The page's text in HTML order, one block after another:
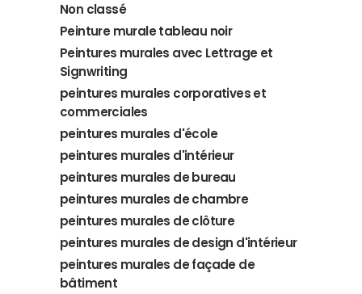
Non classé
Peinture murale tableau noir
Peintures murales avec Lettrage et
Signwriting
peintures murales corporatives et
commerciales
peintures murales d'école
peintures murales d'intérieur
peintures murales de bureau
peintures murales de chambre
peintures murales de clôture
peintures murales de design d'intérieur
peintures murales de façade de
bâtiment